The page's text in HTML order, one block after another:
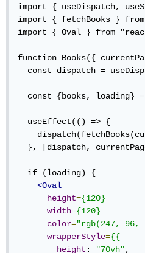
import { useDispatch,
import { fetchBooks }
import { Oval } from
function Books({
const dispatch =
const {books, loading}
  useEffect(() => {
}, [dispatch,
  if (loading) {
<Oval
height={120}
width={120}
color="rgb(247, 96,
wrapperStyle={{
height : "70vh",